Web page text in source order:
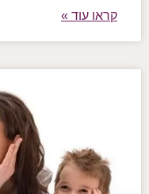
קראו עוד »